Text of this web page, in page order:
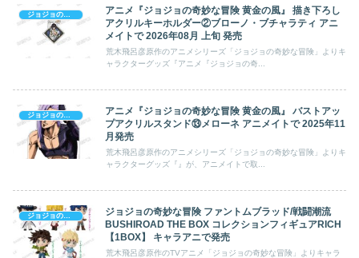
アニメ『ジョジョの奇妙な冒険 黄金の風』 描き下ろし
アクリルキーホルダー②ブローノ・ブチャラティ アニ
メイトで 2026年08月 上旬 発売
荒木飛呂彦原作のアニメシリーズ「ジョジョの奇妙な冒険」よりキ
ャラクターグッズ『アニメ『ジョジョの奇...
アニメ『ジョジョの奇妙な冒険 黄金の風』 バストアッ
プアクリルスタンド⑬メローネ アニメイトで 2025年11
月発売
荒木飛呂彦原作のアニメシリーズ「ジョジョの奇妙な冒険」よりキ
ャラクターグッズ『』が、アニメイトで取...
ジョジョの奇妙な冒険 ファントムブラッド/戦闘潮流
BUSHIROAD THE BOX コレクションフィギュアRICH
【1BOX】 キャラアニで発売
荒木飛呂彦原作のTVアニメ「ジョジョの奇妙な冒険」よりキャラ